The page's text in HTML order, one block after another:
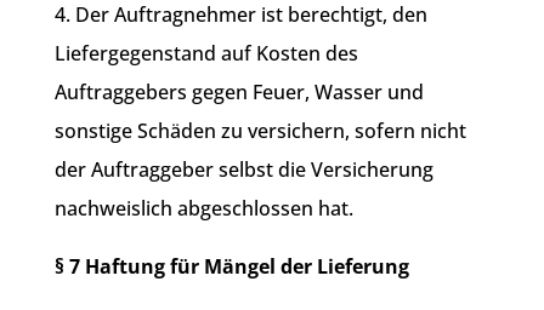
4. Der Auftragnehmer ist berechtigt, den
Liefergegenstand auf Kosten des
Auftraggebers gegen Feuer, Wasser und
sonstige Schäden zu versichern, sofern nicht
der Auftraggeber selbst die Versicherung
nachweislich abgeschlossen hat.
§ 7 Haftung für Mängel der Lieferung